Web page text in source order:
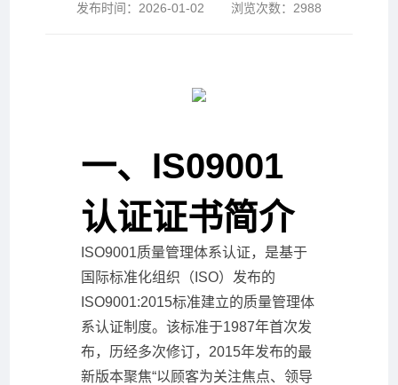
发布时间： 2026-01-02 浏览次数： 2988
一、IS09001
认证证书简介
ISO9001质量管理体系认证，是基于
国际标准化组织（ISO）发布的
ISO9001:2015标准建立的质量管理体
系认证制度。该标准于1987年首次发
布，历经多次修订，2015年发布的最
新版本聚焦“以顾客为关注焦点、领导